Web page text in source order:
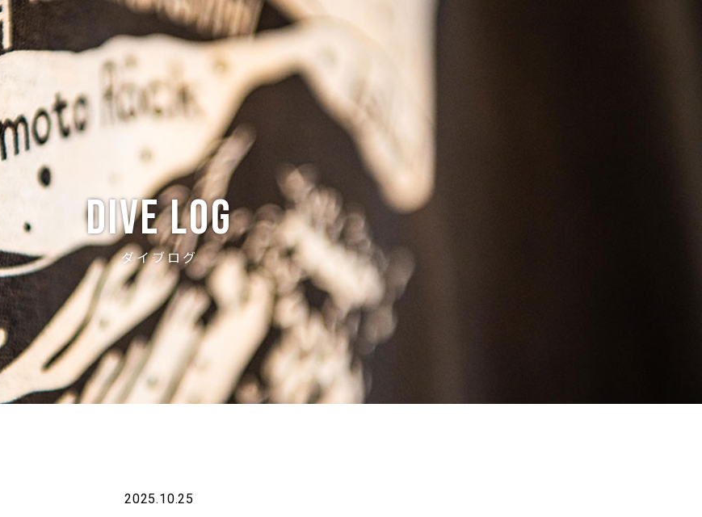
ABOUT NEWS DIVE LOG PRICE ACCESS
Dive log
ダイブログ
2025.10.25